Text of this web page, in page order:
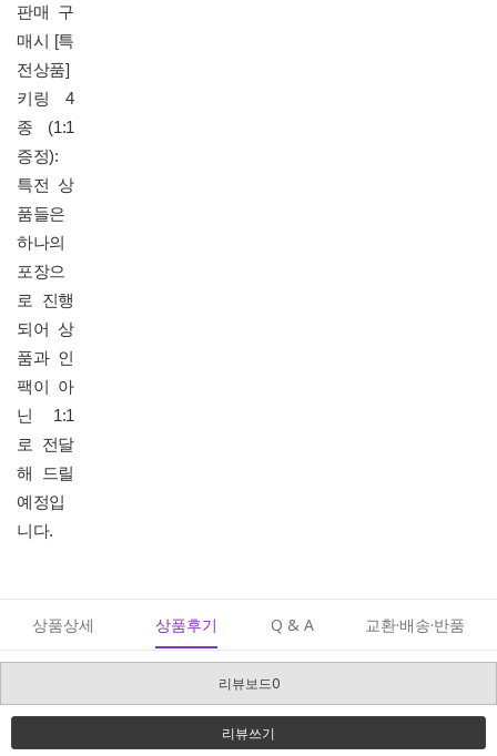
판매 구
매시 [특
전상품]
키링 4
종 (1:1
증정):
특전 상
품들은
하나의
포장으
로 진행
되어 상
품과 인
팩이 아
닌 1:1
로 전달
해 드릴
예정입
니다.
상품상세 상품후기 Q & A 교환·배송·반품
리뷰보드0
리뷰쓰기